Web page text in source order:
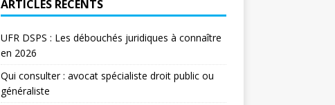
ARTICLES RÉCENTS
UFR DSPS : Les débouchés juridiques à connaître
en 2026
Qui consulter : avocat spécialiste droit public ou
généraliste